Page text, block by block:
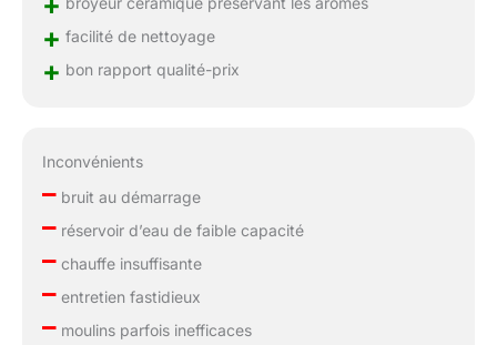
+ facilité de nettoyage
+ bon rapport qualité-prix
Inconvénients
–bruit au démarrage
–réservoir d’eau de faible capacité
–chauffe insuffisante
–entretien fastidieux
–moulins parfois inefficaces